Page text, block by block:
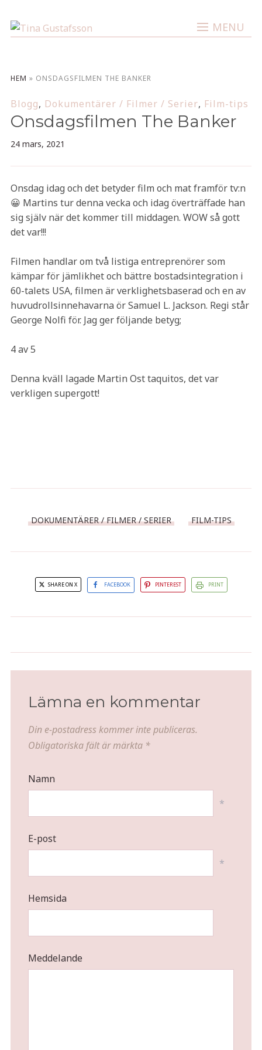
MENU
HEM » ONSDAGSFILMEN THE BANKER
Blogg, Dokumentärer / Filmer / Serier, Film-tips
Onsdagsfilmen The Banker
24 mars, 2021
Onsdag idag och det betyder film och mat framför tv:n
😀 Martins tur denna vecka och idag överträffade han
sig själv när det kommer till middagen. WOW så gott
det var!!!
Filmen handlar om två listiga entreprenörer som
kämpar för jämlikhet och bättre bostadsintegration i
60-talets USA, filmen är verklighetsbaserad och en av
huvudrollsinnehavarna ör Samuel L. Jackson. Regi står
George Nolfi för. Jag ger följande betyg;
4 av 5
Denna kväll lagade Martin Ost taquitos, det var
verkligen supergott!
DOKUMENTÄRER / FILMER / SERIER FILM-TIPS
SHARE ON X FACEBOOK PINTEREST PRINT
Lämna en kommentar
Din e-postadress kommer inte publiceras.
Obligatoriska fält är märkta *
Namn
*
E-post
*
Hemsida
Meddelande